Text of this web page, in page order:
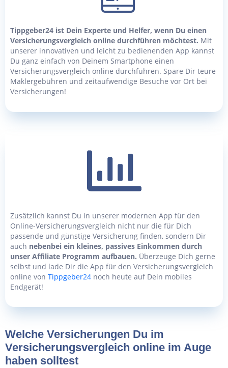
Tippgeber24 ist Dein Experte und Helfer, wenn Du einen
Versicherungsvergleich online durchführen möchtest. Mit
unserer innovativen und leicht zu bedienenden App kannst
Du ganz einfach von Deinem Smartphone einen
Versicherungsvergleich online durchführen. Spare Dir teure
Maklergebühren und zeitaufwendige Besuche vor Ort bei
Versicherungen!
Zusätzlich kannst Du in unserer modernen App für den
Online-Versicherungsvergleich nicht nur die für Dich
passende und günstige Versicherung finden, sondern Dir
auch nebenbei ein kleines, passives Einkommen durch
unser Affiliate Programm aufbauen. Überzeuge Dich gerne
selbst und lade Dir die App für den Versicherungsvergleich
online von Tippgeber24 noch heute auf Dein mobiles
Endgerät!
Welche Versicherungen Du im
Versicherungsvergleich online im Auge
haben solltest